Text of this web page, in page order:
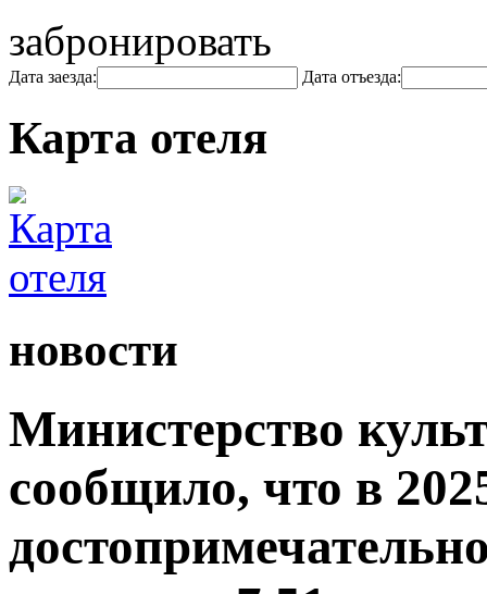
забронировать
Дата заезда: Дата отъезда:
Карта отеля
новости
Министерство
сообщило, что в